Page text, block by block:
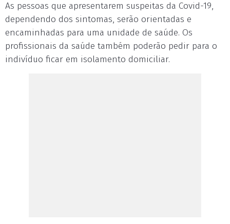
As pessoas que apresentarem suspeitas da Covid-19,
dependendo dos sintomas, serão orientadas e
encaminhadas para uma unidade de saúde. Os
profissionais da saúde também poderão pedir para o
indivíduo ficar em isolamento domiciliar.